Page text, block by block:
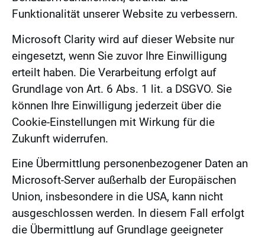
Funktionalität unserer Website zu verbessern.
Microsoft Clarity wird auf dieser Website nur
eingesetzt, wenn Sie zuvor Ihre Einwilligung
erteilt haben. Die Verarbeitung erfolgt auf
Grundlage von Art. 6 Abs. 1 lit. a DSGVO. Sie
können Ihre Einwilligung jederzeit über die
Cookie-Einstellungen mit Wirkung für die
Zukunft widerrufen.
Eine Übermittlung personenbezogener Daten an
Microsoft-Server außerhalb der Europäischen
Union, insbesondere in die USA, kann nicht
ausgeschlossen werden. In diesem Fall erfolgt
die Übermittlung auf Grundlage geeigneter